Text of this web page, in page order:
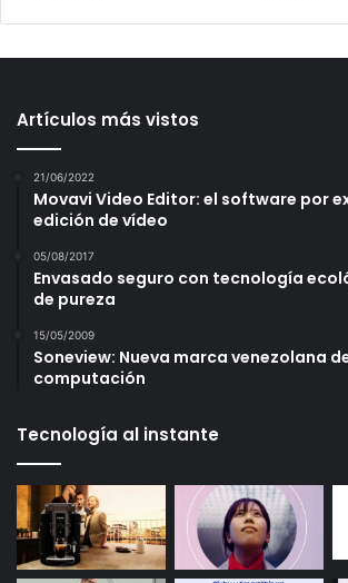
Artículos más vistos
21/06/2022
Movavi Video Editor: el software por
edición de vídeo
05/08/2017
Envasado seguro con tecnología
de pureza
15/05/2009
Soneview: Nueva marca venezolana
computación
Tecnología al instante